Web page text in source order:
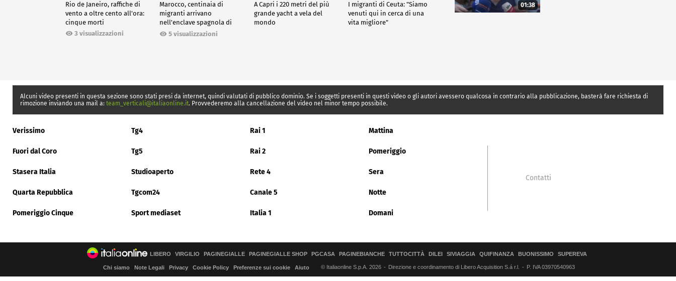
Rio de Janeiro, raffiche di
vento a oltre cento all'ora:
cinque morti
3 visualizzazioni
Marocco, centinaia di
migranti arrivano
nell'enclave spagnola di
Ceuta5 visualizzazioni
A Capri i 220 metri del più
grande yacht a vela del
mondo
I migranti di Ceuta: "Siamo
venuti qui in cerca di una
vita migliore"
01:38
Alcuni video presenti in questa sezione sono stati presi da internet, quindi valutati di pubblico dominio. Se i soggetti presenti in questi video o gli autori avessero qualcosa in contrario alla pubblicazione, basterà fare richiesta di
rimozione inviando una mail a: team_verticali@italiaonline.it. Provvederemo alla cancellazione del video nel minor tempo possibile.
Verissimo Tg4 Rai 1 Mattina
Fuori dal Coro Tg5 Rai 2 Pomeriggio
Stasera Italia Studioaperto Rete 4 Sera
Quarta Repubblica Tgcom24 Canale 5 Notte
Pomeriggio Cinque Sport mediaset Italia 1 Domani
Contatti
LIBERO VIRGILIO PAGINEGIALLE PAGINEGIALLE SHOP PGCASA PAGINEBIANCHE TUTTOCITTÀ DILEI SIVIAGGIA QUIFINANZA BUONISSIMO SUPEREVA
Chi siamo Note Legali Privacy Cookie Policy Preferenze sui cookie Aiuto © Italiaonline S.p.A. 2026 Direzione e coordinamento di Libero Acquisition S.á r.l. P. IVA 03970540963